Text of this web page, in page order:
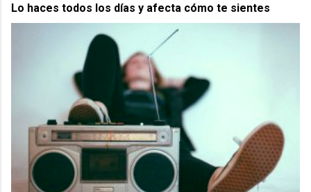
Lo haces todos los días y afecta cómo te sientes